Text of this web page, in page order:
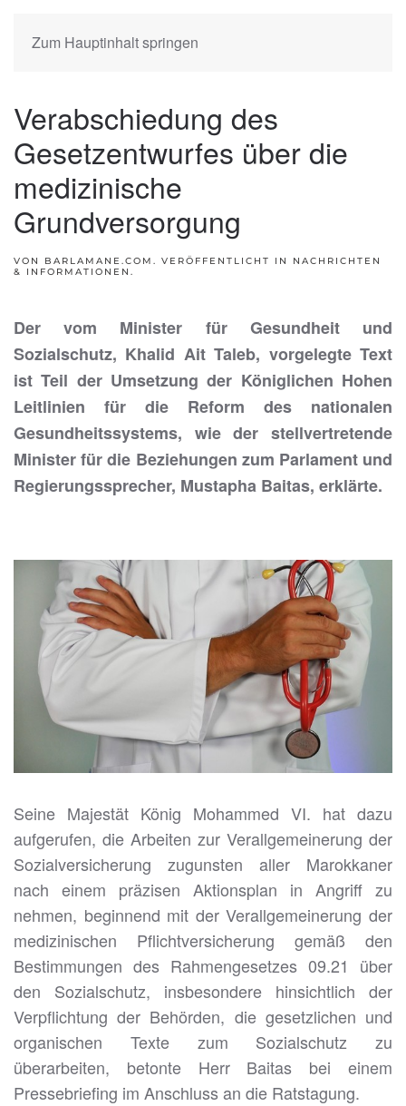
Zum Hauptinhalt springen
Verabschiedung des
Gesetzentwurfes über die
medizinische
Grundversorgung
VON BARLAMANE.COM. VERÖFFENTLICHT IN NACHRICHTEN
& INFORMATIONEN .
Der vom Minister für Gesundheit und
Sozialschutz, Khalid Ait Taleb, vorgelegte Text
ist Teil der Umsetzung der Königlichen Hohen
Leitlinien für die Reform des nationalen
Gesundheitssystems, wie der stellvertretende
Minister für die Beziehungen zum Parlament und
Regierungssprecher, Mustapha Baitas, erklärte.
Seine Majestät König Mohammed VI. hat dazu
aufgerufen, die Arbeiten zur Verallgemeinerung der
Sozialversicherung zugunsten aller Marokkaner
nach einem präzisen Aktionsplan in Angriff zu
nehmen, beginnend mit der Verallgemeinerung der
medizinischen Pflichtversicherung gemäß den
Bestimmungen des Rahmengesetzes 09.21 über
den Sozialschutz, insbesondere hinsichtlich der
Verpflichtung der Behörden, die gesetzlichen und
organischen Texte zum Sozialschutz zu
überarbeiten, betonte Herr Baitas bei einem
Pressebriefing im Anschluss an die Ratstagung.